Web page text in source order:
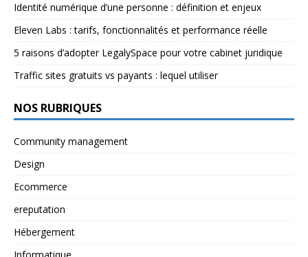
Identité numérique d’une personne : définition et enjeux
Eleven Labs : tarifs, fonctionnalités et performance réelle
5 raisons d’adopter LegalySpace pour votre cabinet juridique
Traffic sites gratuits vs payants : lequel utiliser
NOS RUBRIQUES
Community management
Design
Ecommerce
ereputation
Hébergement